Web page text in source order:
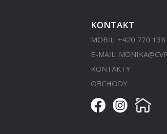
KONTAKT
MOBIL: +420 770
E-MAIL:
KONTAKTY
OBCHODY